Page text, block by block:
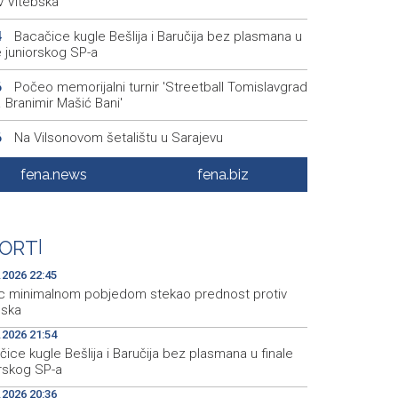
Bacačice kugle Bešlija i Baručija bez plasmana u
juniorskog SP-a
Počeo memorijalni turnir 'Streetball Tomislavgrad
Branimir Mašić Bani'
Na Vilsonovom šetalištu u Sarajevu
50 luksuznih i sportskih automobila
Announcement of events for Friday, 7 August
Drugi Festival bakri okupio mještane i posjetitelje
fena.news fena.biz
22:45
minimalnom pobjedom stekao prednost protiv
21:54
kugle Bešlija i Baručija bez plasmana u finale
SP-a
20:36